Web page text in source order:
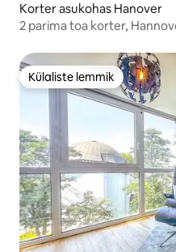
Korter asukohas Hanover
2 parima toa korter,
Külaliste lemmik
Külaliste lemmik